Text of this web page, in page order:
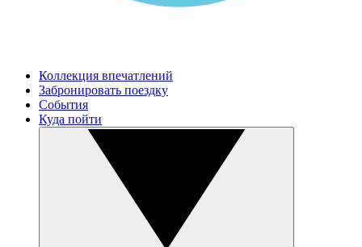
Коллекция впечатлений
Забронировать поездку
События
Куда пойти